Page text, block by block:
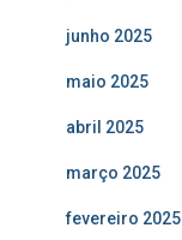
junho 2025
maio 2025
abril 2025
março 2025
fevereiro 2025